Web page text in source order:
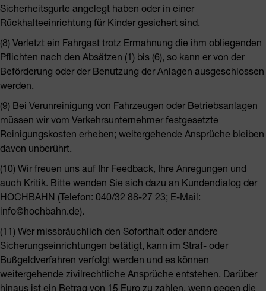
Sicherheitsgurte angelegt haben oder in einer
Rückhalteeinrichtung für Kinder gesichert sind.
(8) Verletzt ein Fahrgast trotz Ermahnung die ihm obliegenden
Pflichten nach den Absätzen (1) bis (6), so kann er von der
Beförderung oder der Benutzung der Anlagen ausgeschlossen
werden.
(9) Bei Verunreinigung von Fahrzeugen oder Betriebsanlagen
müssen wir vom Verkehrsunternehmer festgesetzte
Reinigungskosten erheben; weitergehende Ansprüche bleiben
davon unberührt.
(10) Wir freuen uns auf Ihr Feedback, Ihre Anregungen und
auch Kritik. Bitte wenden Sie sich dazu an Kundendialog der
HOCHBAHN (Telefon: 040/32 88-27 23; E-Mail:
info@hochbahn.de).
(11) Wer missbräuchlich den Soforthalt oder andere
Sicherungseinrichtungen betätigt, kann im Straf- oder
Bußgeldverfahren verfolgt werden und es können
weitergehende zivilrechtliche Ansprüche entstehen. Darüber
hinaus ist ein Betrag von 15 Euro zu zahlen, wenn gegen die